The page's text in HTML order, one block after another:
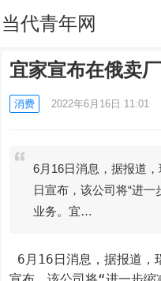
当代青年网
宜家宣布在俄卖
消费 2022年6月16日 11:01
6月16日消息，据报道
日宣布，该公司将“进
业务。宜…